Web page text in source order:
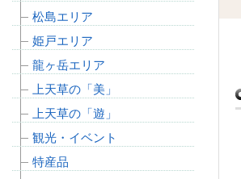
松島エリア
姫戸エリア
龍ヶ岳エリア
上天草の「美」
上天草の「遊」
観光・イベント
特産品